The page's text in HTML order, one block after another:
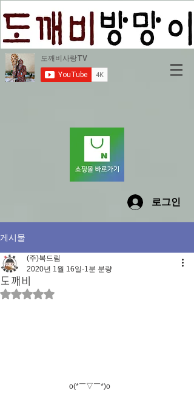
로그인
게시물
도깨비
(주)복드림
2020년 1월 16일 1분 분량
별점 5점 중 NaN점을 주었습니다.
                                o(*￣▽￣*)o